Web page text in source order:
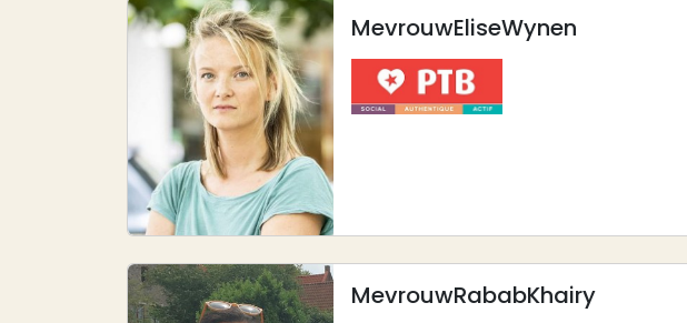
MevrouwEliseWynen
Afbeelding
MevrouwRababKhairy